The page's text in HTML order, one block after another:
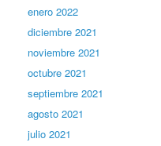
enero 2022
diciembre 2021
noviembre 2021
octubre 2021
septiembre 2021
agosto 2021
julio 2021